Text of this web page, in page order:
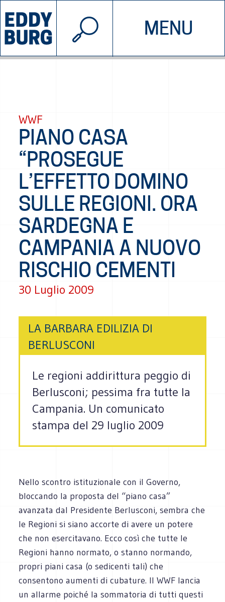
MENU
INIZIATIVE CHI SIAMO
© 2026 EDDYBURG
WWF
PIANO CASA
“PROSEGUE
L’EFFETTO DOMINO
SULLE REGIONI. ORA
SARDEGNA E
CAMPANIA A NUOVO
RISCHIO CEMENTI
30 Luglio 2009
LA BARBARA EDILIZIA DI
BERLUSCONI
Le regioni addirittura peggio di
Berlusconi; pessima fra tutte la
Campania. Un comunicato
stampa del 29 luglio 2009
Nello scontro istituzionale con il Governo,
bloccando la proposta del “piano casa”
avanzata dal Presidente Berlusconi, sembra che
le Regioni si siano accorte di avere un potere
che non esercitavano. Ecco così che tutte le
Regioni hanno normato, o stanno normando,
propri piani casa (o sedicenti tali) che
consentono aumenti di cubature. Il WWF lancia
un allarme poiché la sommatoria di tutti questi